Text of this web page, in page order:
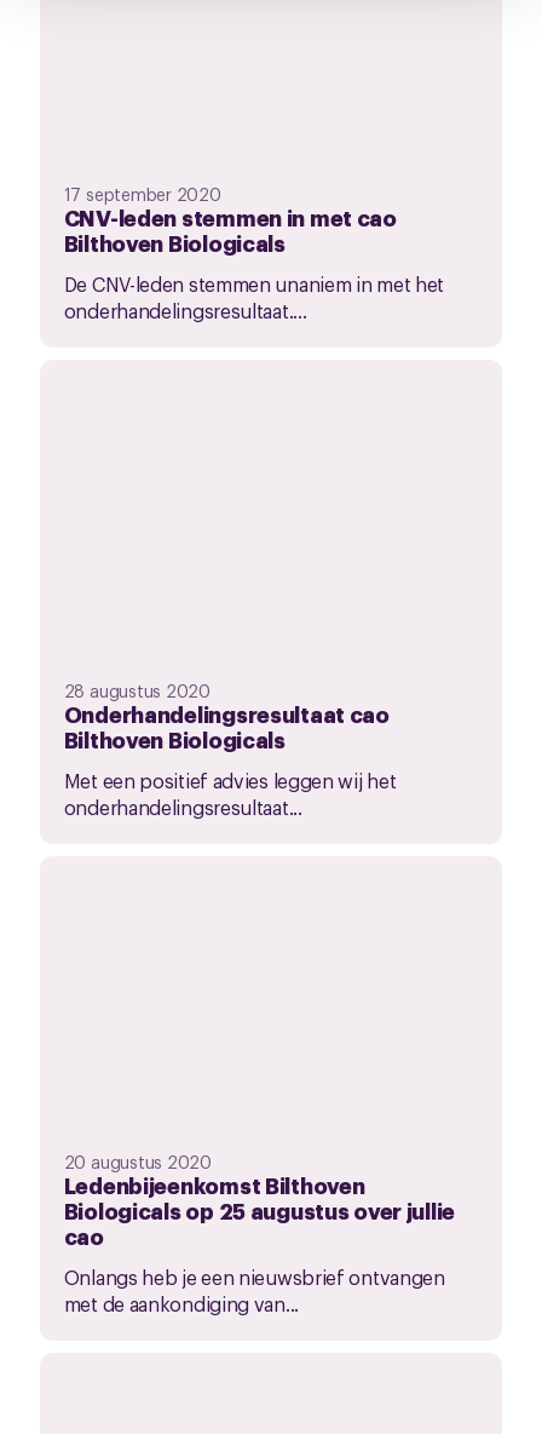
17 september 2020
CNV-leden stemmen in met cao
Bilthoven Biologicals
De CNV-leden stemmen unaniem in met het
onderhandelingsresultaat....
28 augustus 2020
Onderhandelingsresultaat cao
Bilthoven Biologicals
Met een positief advies leggen wij het
onderhandelingsresultaat...
20 augustus 2020
Ledenbijeenkomst Bilthoven
Biologicals op 25 augustus over jullie
cao
Onlangs heb je een nieuwsbrief ontvangen
met de aankondiging van...